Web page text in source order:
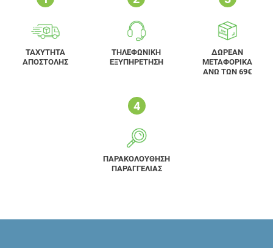
ΤΑΧΥΤΗΤΑ
ΑΠΟΣΤΟΛΗΣ
ΤΗΛΕΦΩΝΙΚΗ
ΕΞΥΠΗΡΕΤΗΣΗ
ΔΩΡΕΑΝ
ΜΕΤΑΦΟΡΙΚΑ
ΑΝΩ ΤΩΝ 69€
ΠΑΡΑΚΟΛΟΥΘΗΣΗ
ΠΑΡΑΓΓΕΛΙΑΣ